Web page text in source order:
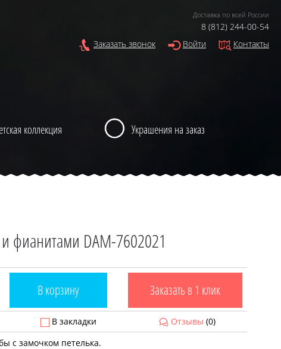
Доставка по всей России
8 (812) 244-00-54
Заказать звонок
Войти Контакты
коллекция Украшения на заказ
фианитами DAM-7602021
В корзину Заказать в 1 клик
В закладки Отзывы (0)
с замочком петелька.